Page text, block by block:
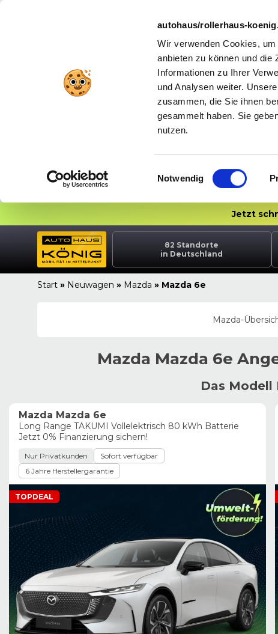
autohaus/rollerhaus-
Wir verwenden Cookies,
anbieten zu können und die
Informationen zu Ihrer
und Analysen weiter.
zusammen, die Sie ihnen
gesammelt haben. Sie
nutzen.
Einwilligungsauswahl
Notwendig
Jetzt
82 Standorte
in Deutschland
Start » Neuwagen » Mazda » Mazda 6e
Mazda-
Mazda Mazda 6e
Das Modell
Mazda Mazda 6e
Long Range TAKUMI Vollelektrisch 80 kWh Batterie
Jetzt 0% Finanzierung sichern!
Nur Privatkunden
Sofort verfügbar
6 Jahre Herstellergarantie
TOPDEAL